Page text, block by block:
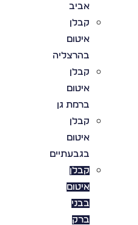
אביב
קבלן
איטום
בהרצליה
קבלן
איטום
ברמת גן
קבלן
איטום
בגבעתיים
קבלן
איטום
בבני
ברק